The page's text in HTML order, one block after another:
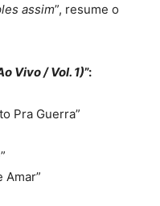
assim”, resume o
Vivo / Vol. 1)”:
Pra Guerra”
Amar”